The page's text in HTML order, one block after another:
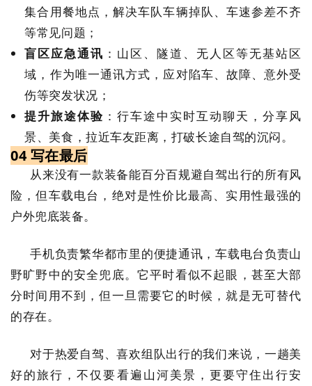
集合用餐地点，解决车队车辆掉队、车速参差不齐
等常见问题；
盲区应急通讯 ：山区、隧道、无人区等无基站区
域，作为唯一通讯方式，应对陷车、故障、意外受
伤等突发状况；
提升旅途体验 ：行车途中实时互动聊天，分享风
景、美食，拉近车友距离，打破长途自驾的沉闷。
04 写在最后
从来没有一款装备能百分百规避自驾出行的所有风
险，但车载电台，绝对是性价比最高、实用性最强的
户外兜底装备。
手机负责繁华都市里的便捷通讯，车载电台负责山
野旷野中的安全兜底。它平时看似不起眼，甚至大部
分时间用不到，但一旦需要它的时候，就是无可替代
的存在。
对于热爱自驾、喜欢组队出行的我们来说，一趟美
好的旅行，不仅要看遍山河美景，更要守住出行安